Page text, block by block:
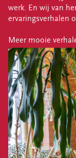
werk. En wij van
ervaringsverhalen
Meer mooie